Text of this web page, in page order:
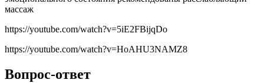
https://youtube.com/watch?v=5iE2FBijqDo
https://youtube.com/watch?v=HoAHU3NAMZ8
Вопрос-ответ